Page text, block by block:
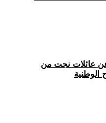
عن عائلات نجت من
الوطنية